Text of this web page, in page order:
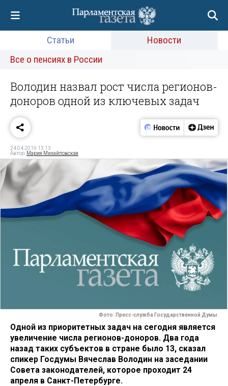
Статьи
Новости
Все о пенсиях в России
Володин назвал рост числа регионов-
доноров одной из ключевых задач
24.04.2019 13:13
Автор: Мария Михайловская
Фото: Пресс-служба Государственной Думы
Одной из приоритетных задач на сегодня является
увеличение числа регионов-доноров. Два года
назад таких субъектов в стране было 13, сказал
спикер Госдумы Вячеслав Володин на заседании
Совета законодателей, которое проходит 24
апреля в Санкт-Петербурге.